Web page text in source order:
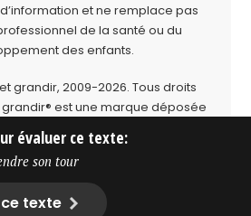
évaluer ce texte:
son tour
texte
et ne remplace pas
de la santé ou du
des enfants.
grandir, 2009-2026. Tous droits
est une marque déposée
Naître et grandir.